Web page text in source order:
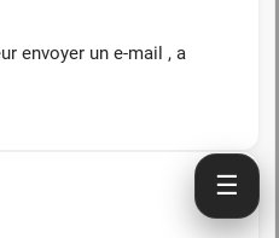
envoyer un e-mail , a
☰